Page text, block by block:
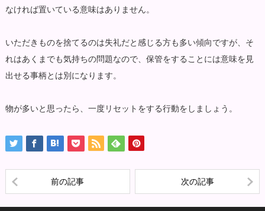
なければ置いている意味はありません。
いただきものを捨てるのは失礼だと感じる方も多い傾向ですが、そ
れはあくまでも気持ちの問題なので、保管をすることには意味を見
出せる事柄とは別になります。
物が多いと思ったら、一度リセットをする行動をしましょう。
前の記事 次の記事